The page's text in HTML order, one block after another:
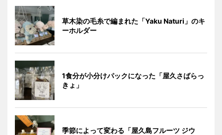
草木染の毛糸で編まれた「Yaku Naturi」のキ
ーホルダー
1食分が小分けパックになった「屋久さばらっ
きょ」
季節によって変わる「屋久島フルーツ ジウ